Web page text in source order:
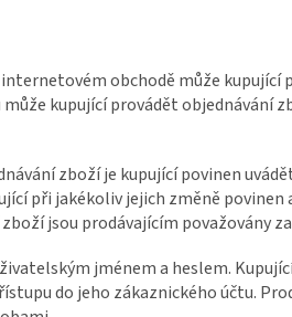
obchodě může kupující
kupující provádět objednávání
zboží je kupující povinen
při jakékoliv jejich změně
jsou prodávajícím považovány
jménem a heslem.
do jeho zákaznického účtu.